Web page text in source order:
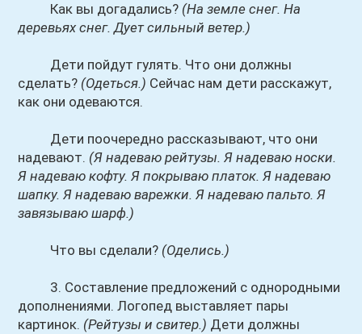
Как вы догадались? (На земле снег. На
деревьях снег. Дует сильный ветер.)
Дети пойдут гулять. Что они должны
сделать? (Одеться.) Сейчас нам дети расскажут,
как они одеваются.
Дети поочередно рассказывают, что они
надевают. (Я надеваю рейтузы. Я надеваю носки.
Я надеваю кофту. Я покрываю платок. Я надеваю
шапку. Я надеваю варежки. Я надеваю пальто. Я
завязываю шарф.)
Что вы сделали? (Оделись.)
3. Составление предложений с однородными
дополнениями. Логопед выставляет пары
картинок. (Рейтузы и свитер.) Дети должны